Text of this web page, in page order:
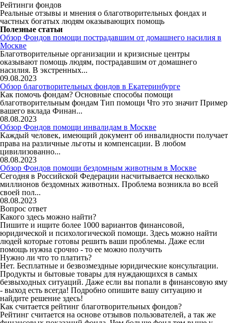
Рейтинги фондов
Реальные отзывы и мнения о благотворительных фондах и
частных богатых людям оказывающих помощь
Полезные статьи
Обзор Фондов помощи пострадавшим от домашнего насилия в
Москве
Благотворительные организации и кризисные центры
оказывают помощь людям, пострадавшим от домашнего
насилия. В экстренных...
09.08.2023
Обзор благотворительных фондов в Екатеринбурге
Как помочь фондам? Основные способы помощи
благотворительным фондам Тип помощи Что это значит Пример
вашего вклада Финан...
08.08.2023
Обзор Фондов помощи инвалидам в Москве
Каждый человек, имеющий документ об инвалидности получает
права на различные льготы и компенсации. В любом
цивилизованно...
08.08.2023
Обзор Фондов помощи бездомным животным в Москве
Сегодня в Российской Федерации насчитывается несколько
миллионов бездомных животных. Проблема возникла во всей
своей пол...
08.08.2023
Вопрос ответ
Какого здесь можно найти?
Пишите и ищите более 1000 вариантов финансовой,
юридической и психологической помощи. Здесь можно найти
людей которые готовы решить ваши проблемы. Даже если
помощь нужна срочно - то ее можно получить
Нужно ли что то платить?
Нет. Бесплатные и безвозмездные юридические консультации.
Продукты и бытовые товары для нуждающихся в самых
безвыходных ситуаций. Даже если вы попали в финансовую яму
- выход есть всегда! Подробно опишите вашу ситуацию и
найдите решение здесь!
Как считается рейтинг благотворительных фондов?
Рейтинг считается на основе отзывов пользователей, а так же